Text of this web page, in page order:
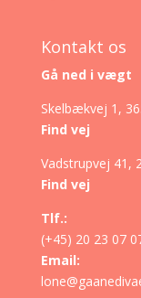
Kontakt os
Gå ned i vægt
Skelbækvej 1,
Find vej
Vadstrupvej 41,
Find vej
Tlf.:
(+45) 20 23 07
Email: